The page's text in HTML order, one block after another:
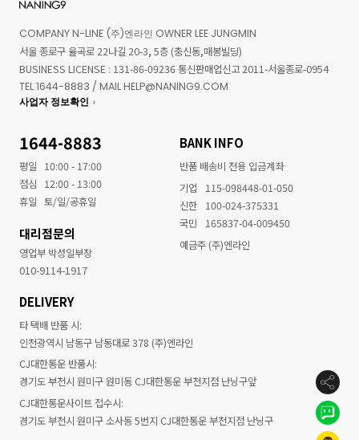
COMPANY N-LINE (주)엔라인 OWNER LEE JUNGMIN
서울 종로구 율곡로 22나길 20-3, 5층 (충신동,매봉빌딩)
BUSINESS LICENSE : 131-86-09236 통신판매업신고 2011-서울종로-0954
TEL 1644-8883 / MAIL HELP@NANING9.COM
사업자 정보확인
1644-8883
평일
10:00 - 17:00
점심
12:00 - 13:00
휴일 토/일/공휴일
대리점문의
영업부 박성일부장
010-9114-1917
BANK INFO
반품 배송비 전용 입금계좌
기업
115-098448-01-050
신한
100-024-375331
국민
165837-04-009450
예금주 (주)엔라인
DELIVERY
타 택배 반품 시:
인천광역시 남동구 남동대로 378 (주)엔라인
CJ대한통운 반품시:
경기도 부천시 원미구 원미동 CJ대한통운 부천지점 난닝구앞
CJ대한통운사이트 접수시:
경기도 부천시 원미구 소사동 5번지 CJ대한통운 부천지점 난닝구